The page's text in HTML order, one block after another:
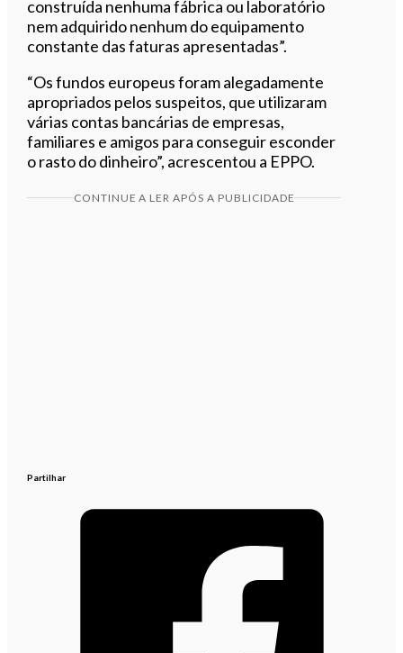
construída nenhuma fábrica ou laboratório
nem adquirido nenhum do equipamento
constante das faturas apresentadas”.
“Os fundos europeus foram alegadamente
apropriados pelos suspeitos, que utilizaram
várias contas bancárias de empresas,
familiares e amigos para conseguir esconder
o rasto do dinheiro”, acrescentou a EPPO.
CONTINUE A LER APÓS A PUBLICIDADE
Partilhar